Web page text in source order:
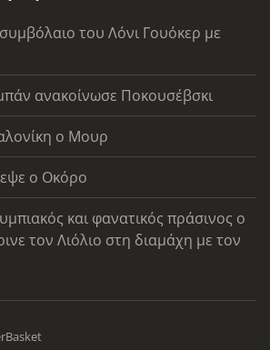
του Λόνι Γουόκερ με
ανακοίνωσε Ποκουσέβσκι
ο Μουρ
ο Οκόρο
και φανατικός πράσινος ο
τον Λιόλιο στη διαμάχη με τον